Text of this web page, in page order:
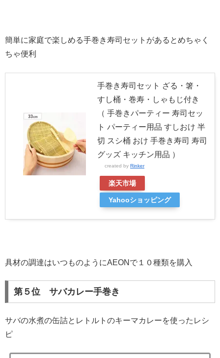
簡単に家庭で楽しめる手巻き寿司セットがあるとめちゃく
ちゃ便利
手巻き寿司セット ざる・箸・
すし桶・巻寿・しゃもじ付き
（ 手巻きパーティー 寿司セッ
ト パーティー用品 すしおけ 半
切 スシ桶 おけ 手巻き寿司 寿司
グッズ キッチン用品 ）
created by Rinker
楽天市場
Yahooショッピング
具材の調達はいつものようにAEONで１０種類を購入
第５位 サバカレー手巻き
サバの水煮の缶詰とレトルトのキーマカレーを使ったレシ
ピ